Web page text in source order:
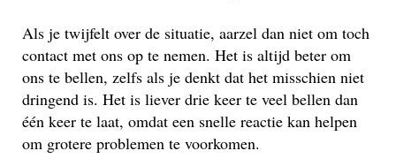
Als je twijfelt over de situatie, aarzel dan niet om toch
contact met ons op te nemen. Het is altijd beter om
ons te bellen, zelfs als je denkt dat het misschien niet
dringend is. Het is liever drie keer te veel bellen dan
één keer te laat, omdat een snelle reactie kan helpen
om grotere problemen te voorkomen.